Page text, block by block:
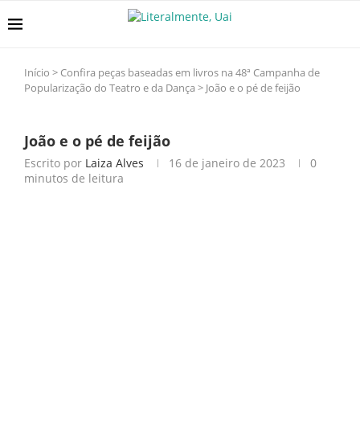
Início > Confira peças baseadas em livros na 48ª Campanha de
Popularização do Teatro e da Dança > João e o pé de feijão
João e o pé de feijão
Escrito por Laiza Alves 16 de janeiro de 2023
0
minutos de leitura